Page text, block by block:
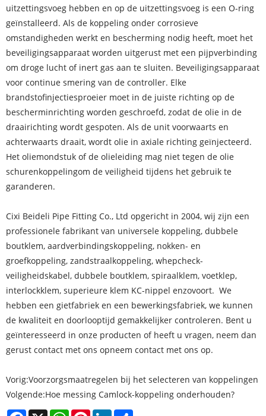
uitzettingsvoeg hebben en op de uitzettingsvoeg is een O-ring
geïnstalleerd. Als de koppeling onder corrosieve
omstandigheden werkt en bescherming nodig heeft, moet het
beveiligingsapparaat worden uitgerust met een pijpverbinding
om droge lucht of inert gas aan te sluiten. Beveiligingsapparaat
voor continue smering van de controller. Elke
brandstofinjectiesproeier moet in de juiste richting op de
bescherminrichting worden geschroefd, zodat de olie in de
draairichting wordt gespoten. Als de unit voorwaarts en
achterwaarts draait, wordt olie in axiale richting geïnjecteerd.
Het oliemondstuk of de olieleiding mag niet tegen de olie
schurenkoppelingom de veiligheid tijdens het gebruik te
garanderen.
Cixi Beideli Pipe Fitting Co., Ltd opgericht in 2004, wij zijn een
professionele fabrikant van universele koppeling, dubbele
boutklem, aardverbindingskoppeling, nokken- en
groefkoppeling, zandstraalkoppeling, whepcheck-
veiligheidskabel, dubbele boutklem, spiraalklem, voetklep,
interlockklem, superieure klem KC-nippel enzovoort. We
hebben een gietfabriek en een bewerkingsfabriek, we kunnen
de kwaliteit en doorlooptijd gemakkelijker controleren. Bent u
geïnteresseerd in onze producten of heeft u vragen, neem dan
gerust contact met ons opneem contact met ons op.
Vorig:Voorzorgsmaatregelen bij het selecteren van koppelingen
Volgende:Hoe messing Camlock-koppeling onderhouden?